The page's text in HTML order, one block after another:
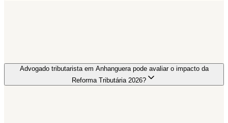
Advogado tributarista em Anhanguera pode avaliar o impacto da
Reforma Tributária 2026?